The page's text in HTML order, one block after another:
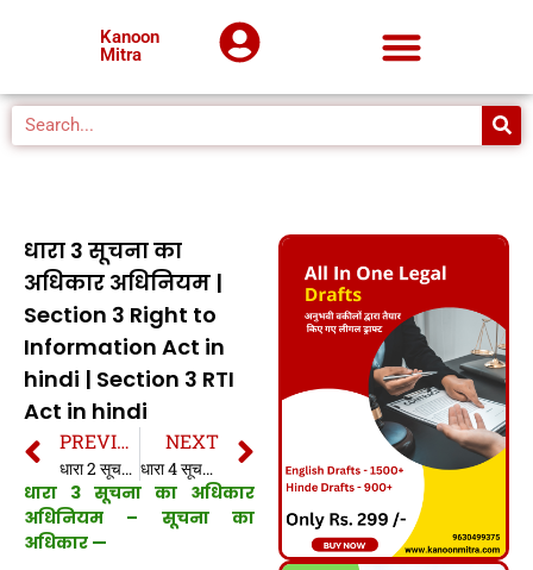
Kanoon
Mitra
धारा 3 सूचना का
अधिकार अधिनियम |
Section 3 Right to
Information Act in
hindi | Section 3 RTI
Act in hindi
PREVIOUS
धारा 2 सूचना का अधिकार अधिनियम | Section 2 Right to Information Act in hindi | Section 2 RTI Act in hindi
NEXT
धारा 4 सूचना का अधिकार अधिनियम | Section 4 Right to Information Act in hindi | Section 4 RTI Act in hindi
धारा 3 सूचना का अधिकार
अधिनियम – सूचना का
अधिकार —